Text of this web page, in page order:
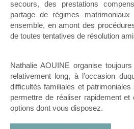
secours, des prestations
partage de régimes
ensemble, en amont des
de toutes tentatives de résolution
Nathalie AOUINE organise
relativement long, à l’occasion
difficultés familiales et
permettre de réaliser rapidement et
options dont vous disposez.